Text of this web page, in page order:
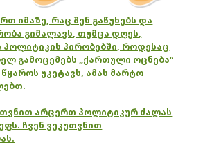
იმაზე, რაც შენ გაწუხებს და
გიმალავს, თუმცა დღეს,
პოლიტიკის პირობებში, როდესაც
გამოცემებს „ქართული ოცნება“
უკეტავს, ამას მარტო
არცერთ პოლიტიკურ ძალას
ჩვენ ვეკუთვნით